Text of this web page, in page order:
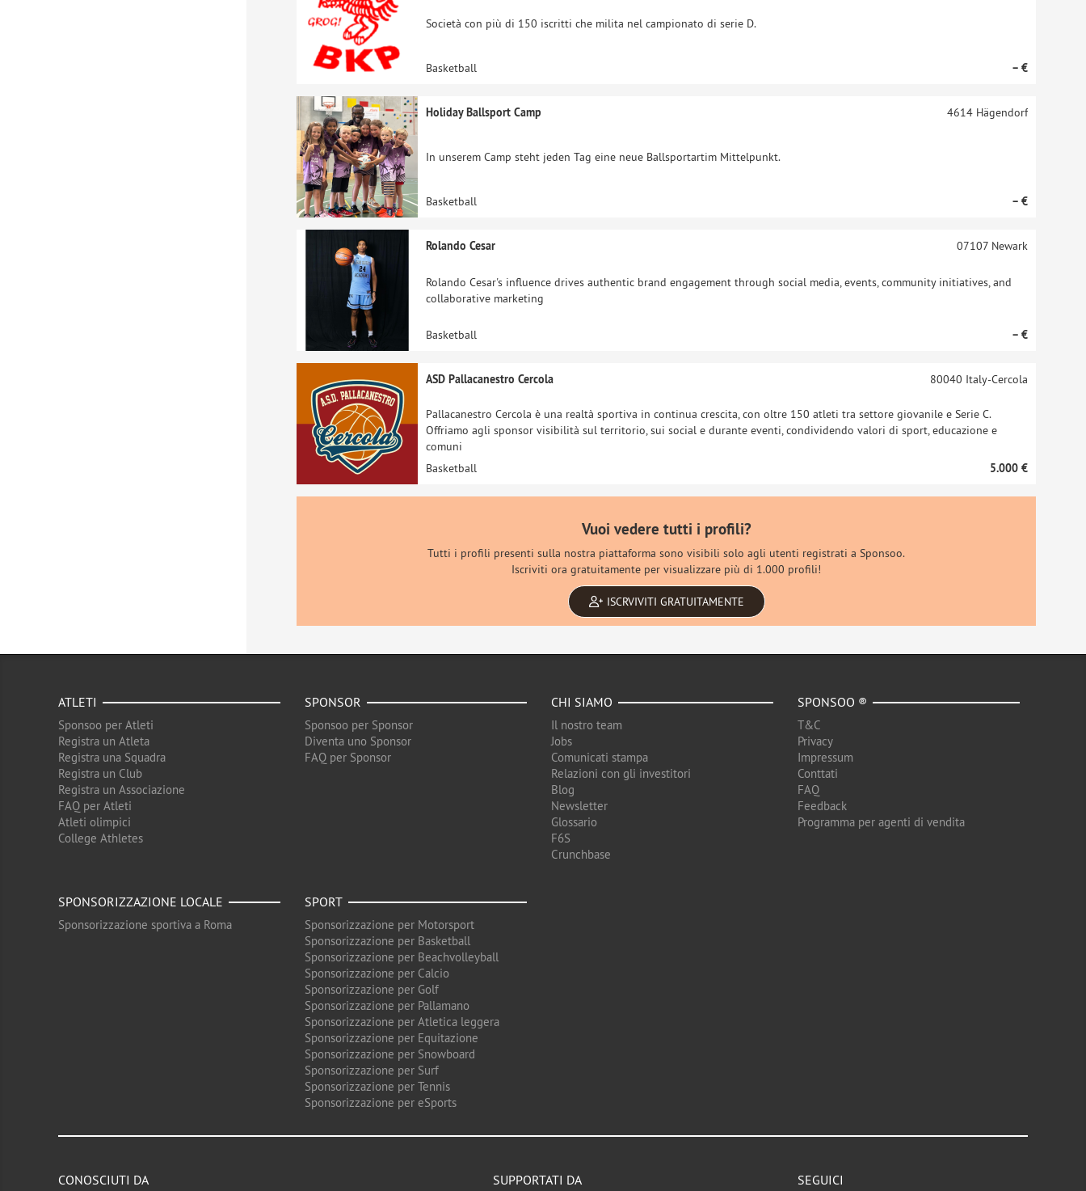
Società con più di 150 iscritti che milita nel campionato di serie D.
Basketball – €
Holiday Ballsport Camp
In unserem Camp steht jeden Tag eine neue Ballsportartim Mittelpunkt.
4614Hägendorf
Basketball – €
Rolando Cesar
Rolando Cesar's influence drives authentic brand engagement through social media, events, community initiatives, and
collaborative marketing
07107Newark
Basketball – €
ASD Pallacanestro Cercola
Pallacanestro Cercola è una realtà sportiva in continua crescita, con oltre 150 atleti tra settore giovanile e Serie C.
Offriamo agli sponsor visibilità sul territorio, sui social e durante eventi, condividendo valori di sport, educazione e
comuni
80040 Italy-Cercola
Basketball 5.000 €
Vuoi vedere tutti i profili?
Tutti i profili presenti sulla nostra piattaforma sono visibili solo agli utenti registrati a Sponsoo.
Iscriviti ora gratuitamente per visualizzare più di 1.000 profili!
ISCRVIVITI GRATUITAMENTE
ATLETI
Sponsoo per Atleti
Registra un Atleta
Registra una Squadra
Registra un Club
Registra un Associazione
FAQ per Atleti
Atleti olimpici
College Athletes
SPONSOR
Sponsoo per Sponsor
Diventa uno Sponsor
FAQ per Sponsor
CHI SIAMO
Il nostro team
Jobs
Comunicati stampa
Relazioni con gli investitori
Blog
Newsletter
Glossario
F6S
Crunchbase
SPONSOO ®
T&C
Privacy
Impressum
Conttati
FAQ
Feedback
Programma per agenti di vendita
SPONSORIZZAZIONE LOCALE
Sponsorizzazione sportiva a Roma
SPORT
Sponsorizzazione per Motorsport
Sponsorizzazione per Basketball
Sponsorizzazione per Beachvolleyball
Sponsorizzazione per Calcio
Sponsorizzazione per Golf
Sponsorizzazione per Pallamano
Sponsorizzazione per Atletica leggera
Sponsorizzazione per Equitazione
Sponsorizzazione per Snowboard
Sponsorizzazione per Surf
Sponsorizzazione per Tennis
Sponsorizzazione per eSports
CONOSCIUTI DA SUPPORTATI DA SEGUICI